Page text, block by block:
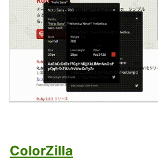
ColorZilla